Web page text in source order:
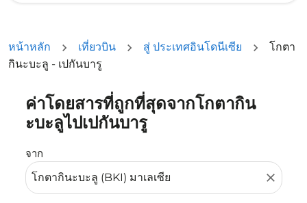
หน้าหลัก เที่ยวบิน สู่ ประเทศอินโดนีเซีย
โกตา
กินะบะลู - เปกันบารู
ค่าโดยสารที่ถูกที่สุดจากโกตากิน
ะบะลูไปเปกันบารู
จาก
close
ลองอัปเดตเส้นทางของคุณ (ต้นทางและ/หรือปลายทาง) หรื